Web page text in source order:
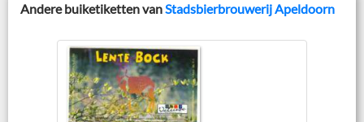
Andere buiketiketten vanStadsbierbrouwerij Apeldoorn